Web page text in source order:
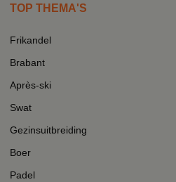
TOP THEMA'S
Frikandel
Brabant
Après-ski
Swat
Gezinsuitbreiding
Boer
Padel